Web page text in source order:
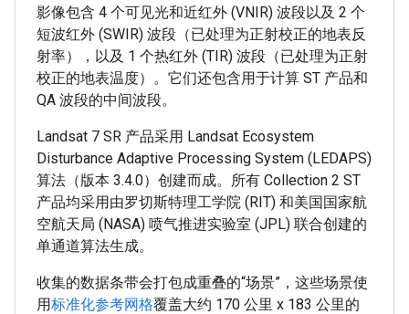
影像包含 4 个可见光和近红外 (VNIR) 波段以及 2 个
短波红外 (SWIR) 波段（已处理为正射校正的地表反
射率），以及 1 个热红外 (TIR) 波段（已处理为正射
校正的地表温度）。它们还包含用于计算 ST 产品和
QA 波段的中间波段。
Landsat 7 SR 产品采用 Landsat Ecosystem
Disturbance Adaptive Processing System (LEDAPS)
算法（版本 3.4.0）创建而成。所有 Collection 2 ST
产品均采用由罗切斯特理工学院 (RIT) 和美国国家航
空航天局 (NASA) 喷气推进实验室 (JPL) 联合创建的
单通道算法生成。
收集的数据条带会打包成重叠的“场景”，这些场景使
用标准化参考网格覆盖大约 170 公里 x 183 公里的